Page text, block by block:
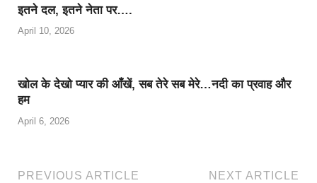
इतने दल, इतने नेता पर….
April 10, 2026
खोल के देखो प्यार की आँखें, सब तेरे सब मेरे…नदी का प्रवाह और
हम
April 6, 2026
PREVIOUS ARTICLE
NEXT ARTICLE